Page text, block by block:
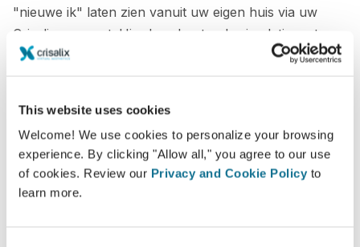
This website uses cookies
Welcome! We use cookies to personalize your browsing
experience. By clicking "Allow all," you agree to our use
of cookies. Review our Privacy and Cookie Policy to
learn more.
"nieuwe ik" laten zien vanuit uw eigen huis via uw
Crisalix-account. Hierdoor kunt u de simulatie met uw
familie, vrienden of wie u wilt te delen om hun advies
Zie je nieuwe ik nu!